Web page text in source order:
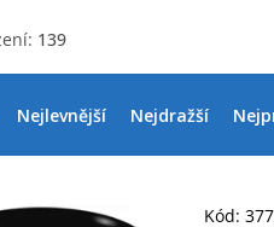
Dárkové zboží
Kalendář Kalendář
139
Nejlevnější Nejdražší
Kód: